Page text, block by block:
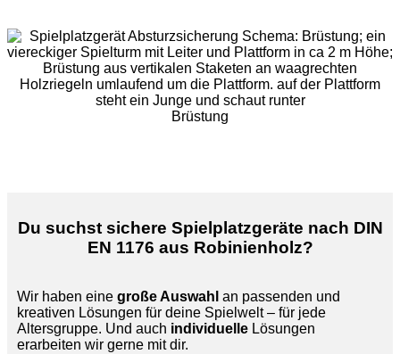
Brüstung
Du suchst sichere Spielplatzgeräte nach DIN
EN 1176 aus Robinienholz?
Wir haben einegroße Auswahl an passenden und
kreativen Lösungen für deine Spielwelt – für jede
Altersgruppe. Und auch individuelle Lösungen
erarbeiten wir gerne mit dir.